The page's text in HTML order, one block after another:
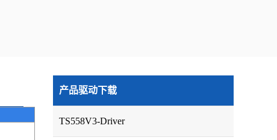
产品驱动下载
TS558V3-Driver